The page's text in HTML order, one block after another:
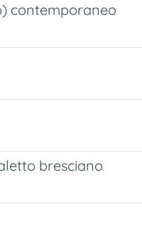
contemporaneo
bresciano